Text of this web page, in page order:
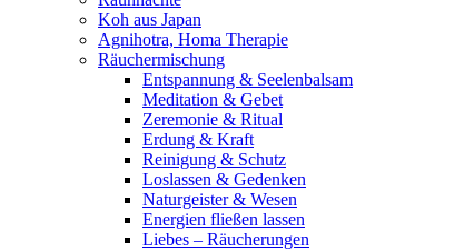
Koh aus Japan
Agnihotra, Homa Therapie
Räuchermischung
Entspannung & Seelenbalsam
Meditation & Gebet
Zeremonie & Ritual
Erdung & Kraft
Reinigung & Schutz
Loslassen & Gedenken
Naturgeister & Wesen
Energien fließen lassen
Liebes – Räucherungen